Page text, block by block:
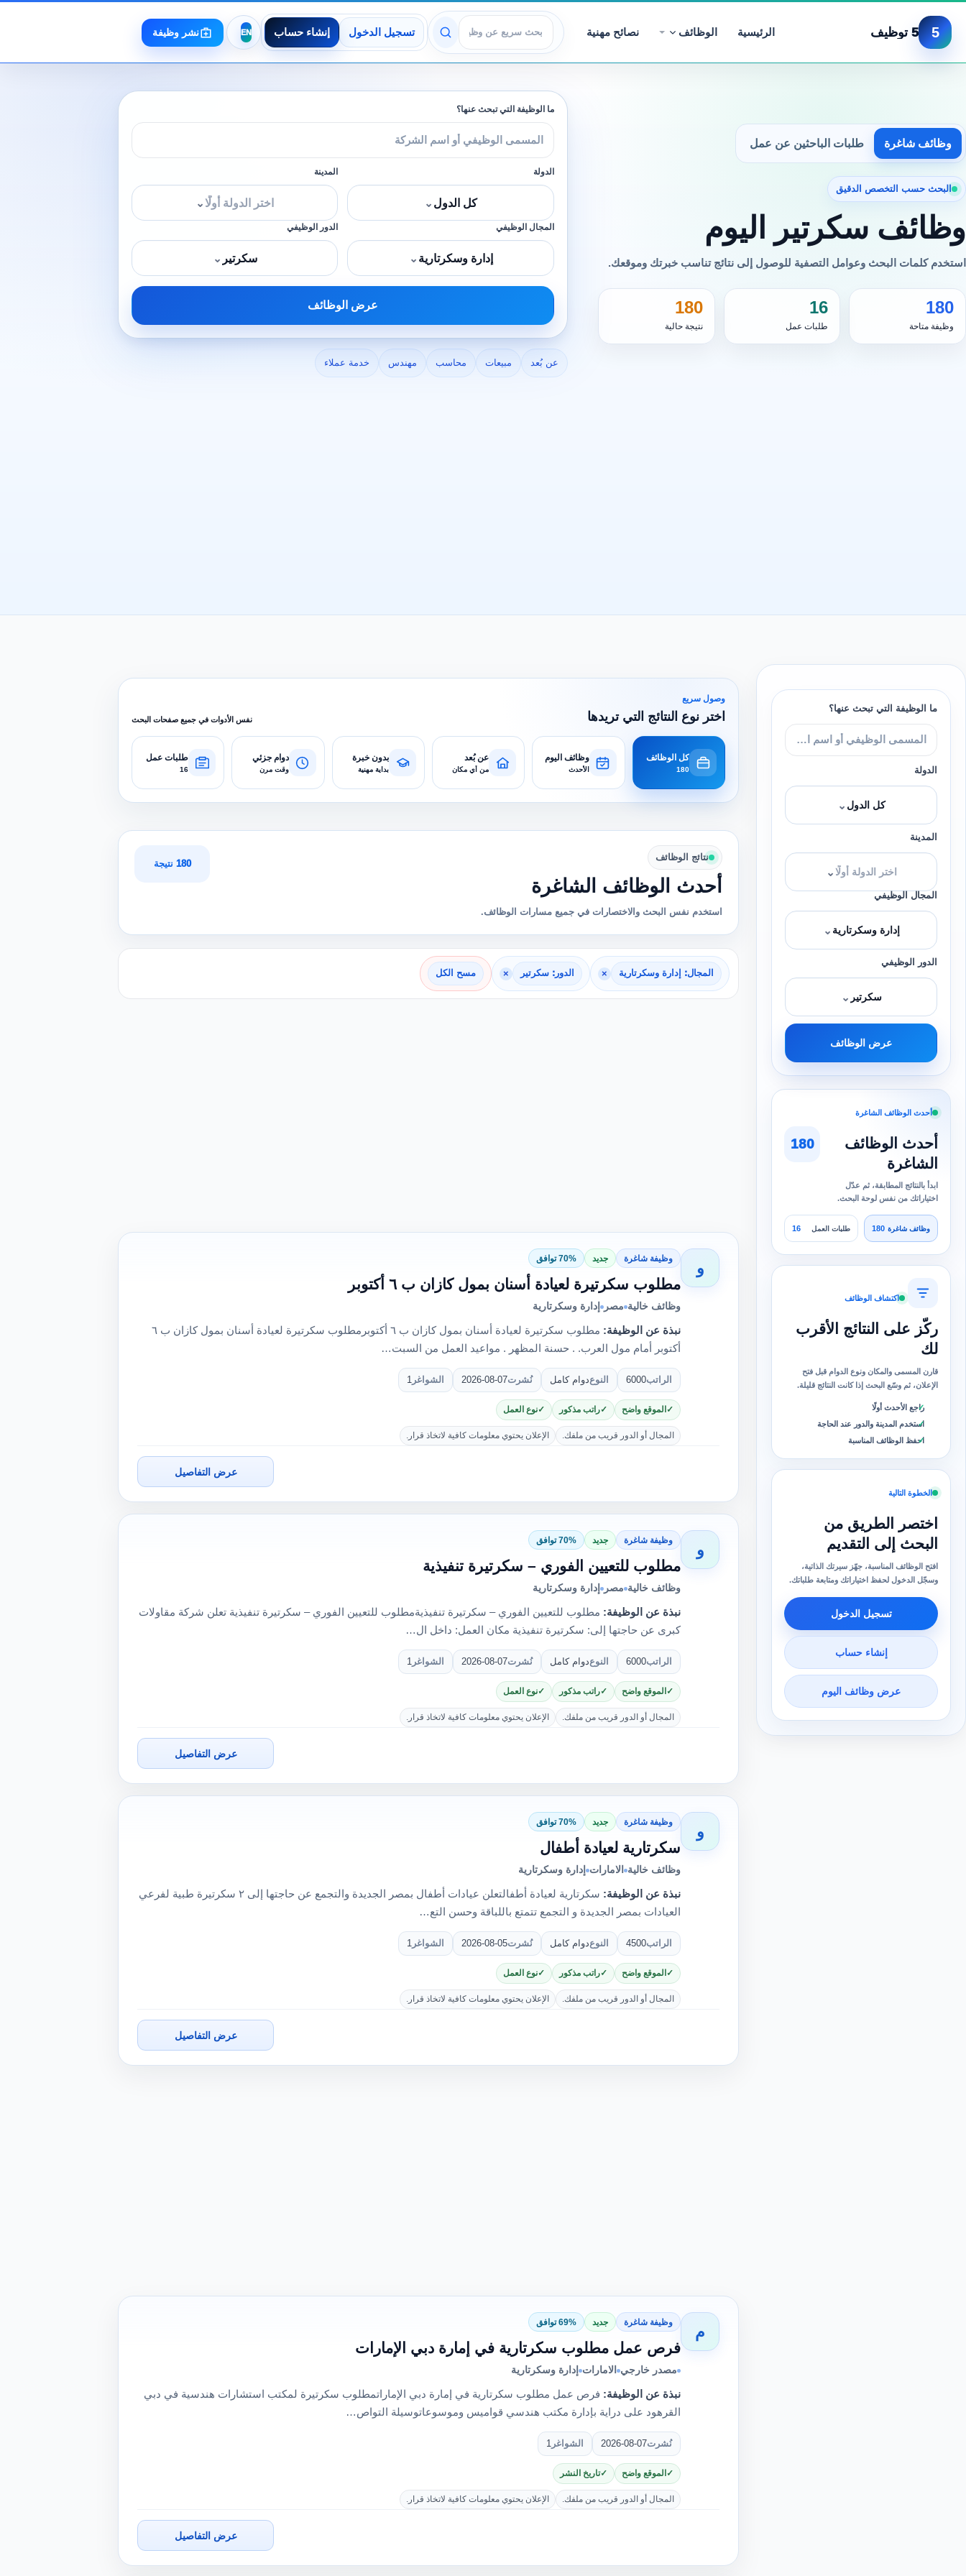
5 5 توظيف الرئيسية الوظائف نصائح مهنية
عرض الوظائف
تسجيل الدخول إنشاء حساب نشر وظيفة
وظائف شاغرة طلبات الباحثين عن عمل
البحث حسب التخصص الدقيق
وظائف سكرتير اليوم
استخدم كلمات البحث وعوامل التصفية للوصول إلى نتائج تناسب خبرتك وموقعك.
180
وظيفة متاحة
16
طلبات عمل
180
نتيجة حالية
ما الوظيفة التي تبحث عنها؟
الدولة
كل الدول ⌄
المدينة
اختر الدولة أولًا⌄
المجال الوظيفي
إدارة وسكرتارية ⌄
الدور الوظيفي
سكرتير ⌄
عرض الوظائف
عن بُعد مبيعات محاسب مهندس خدمة عملاء
ما الوظيفة التي تبحث عنها؟
الدولة
كل الدول ⌄
المدينة
اختر الدولة أولًا⌄
المجال الوظيفي
إدارة وسكرتارية ⌄
الدور الوظيفي
سكرتير ⌄
عرض الوظائف
أحدث الوظائف الشاغرة
أحدث الوظائف
الشاغرة
ابدأ بالنتائج المطابقة، ثم عدّل
اختياراتك من نفس لوحة البحث.
180
وظائف شاغرة 180 طلبات العمل 16
اكتشاف الوظائف
ركّز على النتائج الأقرب
لك
قارن المسمى والمكان ونوع الدوام قبل فتح
الإعلان، ثم وسّع البحث إذا كانت النتائج قليلة.
راجع الأحدث أولًا
استخدم المدينة والدور عند الحاجة
احفظ الوظائف المناسبة
الخطوة التالية
اختصر الطريق من
البحث إلى التقديم
افتح الوظائف المناسبة، جهّز سيرتك الذاتية،
وسجّل الدخول لحفظ اختياراتك ومتابعة طلباتك.
تسجيل الدخول
إنشاء حساب
عرض وظائف اليوم
وصول سريع
اختر نوع النتائج التي تريدها نفس الأدوات في جميع صفحات البحث
كل الوظائف
180
وظائف اليوم
الأحدث
عن بُعد
من أي مكان
بدون خبرة
بداية مهنية
دوام جزئي
وقت مرن
طلبات عمل
16
نتائج الوظائف
أحدث الوظائف الشاغرة
استخدم نفس البحث والاختصارات في جميع مسارات الوظائف.
180 نتيجة
المجال: إدارة وسكرتارية × الدور: سكرتير × مسح الكل
و
وظيفة شاغرة جديد 70% توافق
مطلوب سكرتيرة لعيادة أسنان بمول كازان ب ٦ أكتوبر
وظائف خالية مصر إدارة وسكرتارية
نبذة عن الوظيفة:
مطلوب سكرتيرة لعيادة أسنان بمول كازان ب ٦ أكتوبرمطلوب سكرتيرة لعيادة أسنان بمول كازان ب ٦
أكتوبر أمام مول العرب. . حسنة المظهر . مواعيد العمل من السبت…
الراتب6000 النوعدوام كامل نُشرت2026-08-07 الشواغر 1
الموقع واضح راتب مذكور نوع العمل
المجال أو الدور قريب من ملفك. الإعلان يحتوي معلومات كافية لاتخاذ قرار.
عرض التفاصيل
و
وظيفة شاغرة جديد 70% توافق
مطلوب للتعيين الفوري – سكرتيرة تنفيذية
وظائف خالية مصر إدارة وسكرتارية
نبذة عن الوظيفة: مطلوب للتعيين الفوري – سكرتيرة تنفيذيةمطلوب للتعيين الفوري – سكرتيرة تنفيذية تعلن شركة مقاولات
كبرى عن حاجتها إلى: سكرتيرة تنفيذية مكان العمل: داخل ال…
الراتب6000 النوعدوام كامل نُشرت2026-08-07 الشواغر 1
الموقع واضح راتب مذكور نوع العمل
المجال أو الدور قريب من ملفك. الإعلان يحتوي معلومات كافية لاتخاذ قرار.
عرض التفاصيل
و
وظيفة شاغرة جديد 70% توافق
سكرتارية لعيادة أطفال
وظائف خالية الامارات إدارة وسكرتارية
نبذة عن الوظيفة:
سكرتارية لعيادة أطفالتعلن عيادات أطفال بمصر الجديدة والتجمع عن حاجتها إلى ٢ سكرتيرة طبية لفرعي
العيادات بمصر الجديدة و التجمع تتمتع باللباقة وحسن التع…
الراتب4500 النوعدوام كامل نُشرت2026-08-05 الشواغر 1
الموقع واضح راتب مذكور نوع العمل
المجال أو الدور قريب من ملفك. الإعلان يحتوي معلومات كافية لاتخاذ قرار.
عرض التفاصيل
م
وظيفة شاغرة جديد 69% توافق
فرص عمل مطلوب سكرتارية في إمارة دبي الإمارات
مصدر خارجي الامارات إدارة وسكرتارية
نبذة عن الوظيفة: فرص عمل مطلوب سكرتارية في إمارة دبي الإماراتمطلوب سكرتيرة لمكتب استشارات هندسية في دبي
القرهود على دراية بإدارة مكتب هندسي قواميس وموسوعاتوسيلة التواص…
نُشرت2026-08-07 الشواغر 1
الموقع واضح تاريخ النشر
المجال أو الدور قريب من ملفك. الإعلان يحتوي معلومات كافية لاتخاذ قرار.
عرض التفاصيل